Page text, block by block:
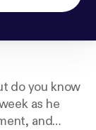
do you know
as he
and